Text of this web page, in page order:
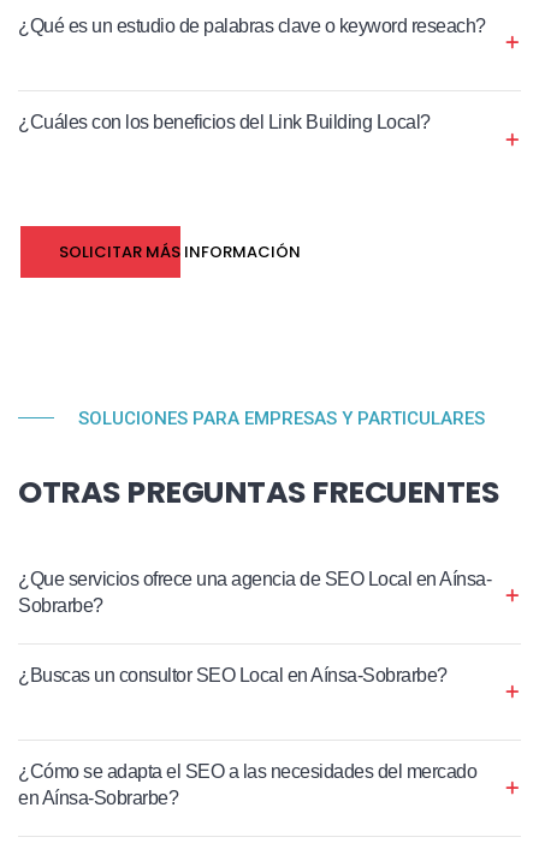
¿Qué es un estudio de palabras clave o keyword reseach?
¿Cuáles con los beneficios del Link Building Local?
SOLICITAR MÁS INFORMACIÓN
SOLUCIONES PARA EMPRESAS Y PARTICULARES
OTRAS PREGUNTAS FRECUENTES
¿Que servicios ofrece una agencia de SEO Local en Aínsa-
Sobrarbe?
¿Buscas un consultor SEO Local en Aínsa-Sobrarbe?
¿Cómo se adapta el SEO a las necesidades del mercado
en Aínsa-Sobrarbe?